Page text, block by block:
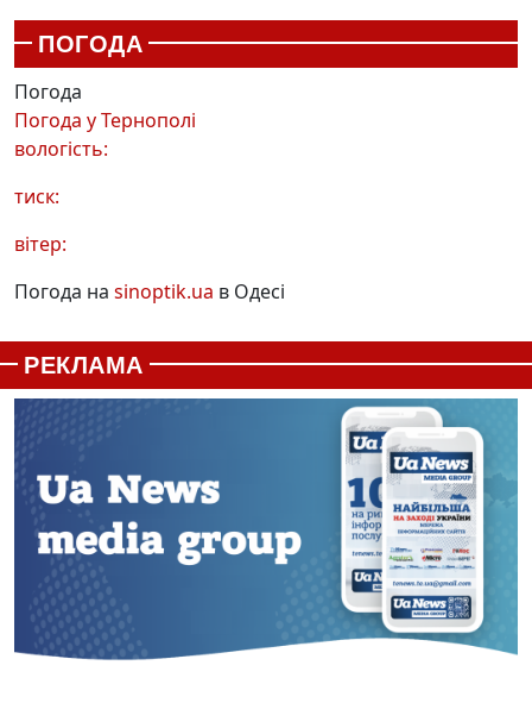
ПОГОДА
Погода
Погода уТернополі
вологість:
тиск:
вітер:
Погода на sinoptik.ua в Одесі
РЕКЛАМА